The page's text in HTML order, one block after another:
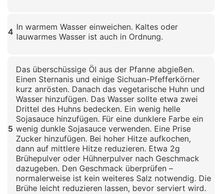
4 In warmem Wasser einweichen. Kaltes oder
lauwarmes Wasser ist auch in Ordnung.
5
Das überschüssige Öl aus der Pfanne abgießen.
Einen Sternanis und einige Sichuan-Pfefferkörner
kurz anrösten. Danach das vegetarische Huhn und
Wasser hinzufügen. Das Wasser sollte etwa zwei
Drittel des Huhns bedecken. Ein wenig helle
Sojasauce hinzufügen. Für eine dunklere Farbe ein
wenig dunkle Sojasauce verwenden. Eine Prise
Zucker hinzufügen. Bei hoher Hitze aufkochen,
dann auf mittlere Hitze reduzieren. Etwa 2g
Brühepulver oder Hühnerpulver nach Geschmack
dazugeben. Den Geschmack überprüfen –
normalerweise ist kein weiteres Salz notwendig. Die
Brühe leicht reduzieren lassen, bevor serviert wird.